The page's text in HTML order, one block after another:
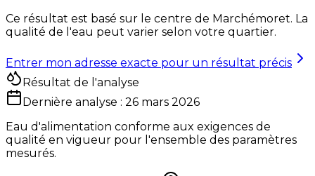
Ce résultat est basé sur le centre de Marchémoret. La
qualité de l'eau peut varier selon votre quartier.
Entrer mon adresse exacte pour un résultat précis
Résultat de l'analyse
Dernière analyse : 26 mars 2026
Eau d'alimentation conforme aux exigences de
qualité en vigueur pour l'ensemble des paramètres
mesurés.